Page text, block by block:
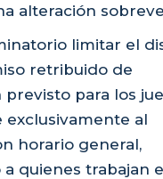
alteración
limitar el
retribuido de
previsto para los
exclusivamente al
horario general,
quienes trabajan